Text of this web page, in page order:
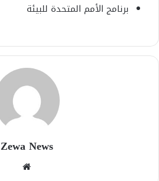
برنامج الأمم المتحدة للبيئة
Zewa News